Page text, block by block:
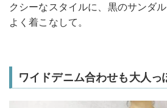
クシーなスタイルに、黒のサンダ
よく着こなして。
ワイドデニム合わせも大人っ